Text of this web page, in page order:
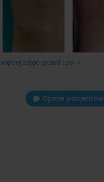
więcej zdjęć przed i po »
Opinie pacjentów